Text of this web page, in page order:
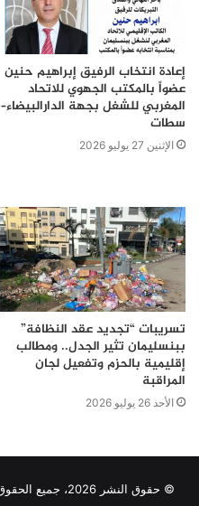
إعادة انتخاب الرفيق إبراهيم حنين
عضواً بالمكتب الجهوي للاتحاد
المغربي للشغل بجهة الدارالبيضاء–
سطات
الإثنين 27 يوليو 2026
تسريبات “تجديد عقد النظافة”
ببنسليمان تثير الجدل.. ومطالب
إقليمية بالحزم وتفعيل لجان
المراقبة
الأحد 26 يوليو 2026
© حقوق النشر 2026، جميع الحقوق محفوظة |